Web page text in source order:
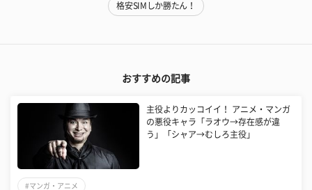
格安SIMしか勝たん！
おすすめの記事
主役よりカッコイイ！ アニメ・マンガ
の悪役キャラ「ラオウ→存在感が違
う」「シャア→むしろ主役」
#マンガ・アニメ